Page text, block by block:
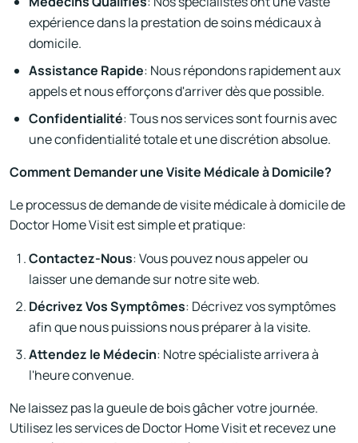
expérience dans la prestation de soins médicaux à
domicile.
Assistance Rapide: Nous répondons rapidement aux
appels et nous efforçons d'arriver dès que possible.
Confidentialité: Tous nos services sont fournis avec
une confidentialité totale et une discrétion absolue.
Comment Demander une Visite Médicale à Domicile?
Le processus de demande de visite médicale à domicile de
Doctor Home Visit est simple et pratique:
Contactez-Nous: Vous pouvez nous appeler ou
laisser une demande sur notre site web.
Décrivez Vos Symptômes: Décrivez vos symptômes
afin que nous puissions nous préparer à la visite.
Attendez le Médecin: Notre spécialiste arrivera à
l'heure convenue.
Ne laissez pas la gueule de bois gâcher votre journée.
Utilisez les services de Doctor Home Visit et recevez une